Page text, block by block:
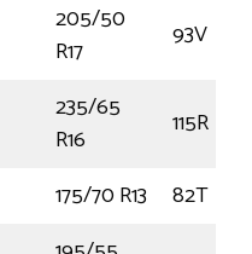
205/50
R17
93V
235/65
R16
115R
175/70 R13
82T